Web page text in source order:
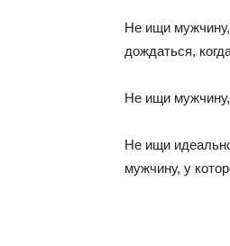
Не ищи
дождаться,
Не ищи
Не ищи
мужчину, у